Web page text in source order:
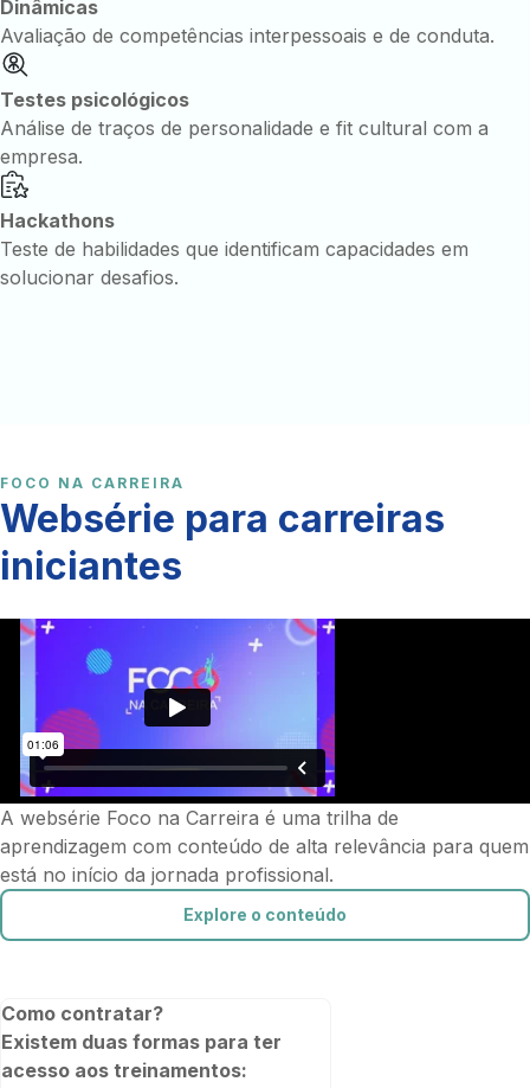
Dinâmicas
Avaliação de competências interpessoais e de conduta.
Testes psicológicos
Análise de traços de personalidade e fit cultural com a
empresa.
Hackathons
Teste de habilidades que identificam capacidades em
solucionar desafios.
FOCO NA CARREIRA
Websérie para carreiras
iniciantes
A websérie Foco na Carreira é uma trilha de
aprendizagem com conteúdo de alta relevância para quem
está no início da jornada profissional.
Explore o conteúdo
Como contratar?
Existem duas formas para ter
acesso aos treinamentos: